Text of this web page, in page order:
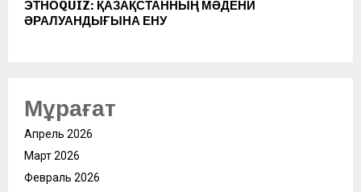
ЭТНОQUIZ: ҚАЗАҚСТАННЫҢ МӘДЕНИ
ӘРАЛУАНДЫҒЫНА ЕНУ
Мұрағат
Апрель 2026
Март 2026
Февраль 2026